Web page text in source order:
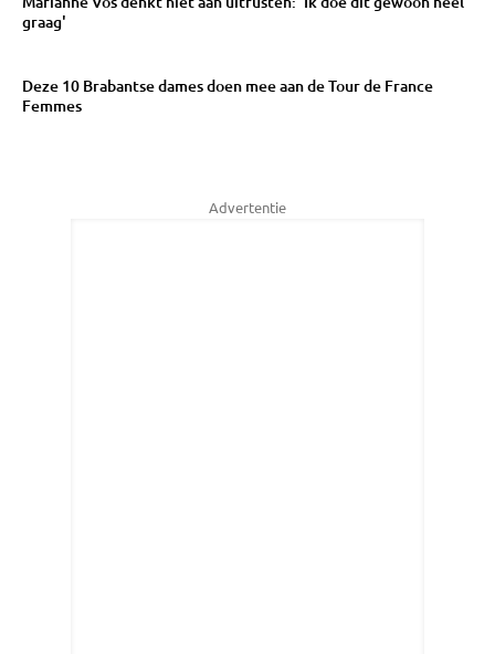
graag'
Deze 10 Brabantse dames doen mee aan de Tour de France
Femmes
Advertentie